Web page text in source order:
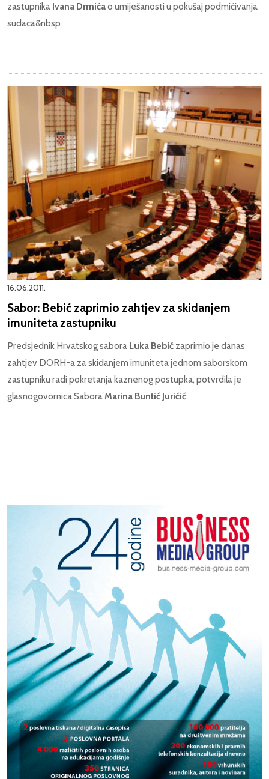
zastupnika Ivana Drmićao umiješanosti u pokušaj podmićivanja
sudaca&nbsp
16.06.2011.
Sabor: Bebić zaprimio zahtjev za skidanjem
imuniteta zastupniku
Predsjednik Hrvatskog sabora Luka Bebić zaprimio je danas
zahtjev DORH-a za skidanjem imuniteta jednom saborskom
zastupniku radi pokretanja kaznenog postupka, potvrdila je
glasnogovornica Sabora Marina Buntić Juričić.